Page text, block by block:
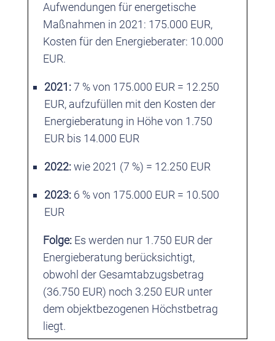
Aufwendungen für energetische
Maßnahmen in 2021: 175.000 EUR,
Kosten für den Energieberater: 10.000
EUR.
2021:7 % von 175.000 EUR = 12.250
EUR, aufzufüllen mit den Kosten der
Energieberatung in Höhe von 1.750
EUR bis 14.000 EUR
2022:wie 2021 (7 %) = 12.250 EUR
2023:6 % von 175.000 EUR = 10.500
EUR
Folge:Es werden nur 1.750 EUR der
Energieberatung berücksichtigt,
obwohl der Gesamtabzugsbetrag
(36.750 EUR) noch 3.250 EUR unter
dem objektbezogenen Höchstbetrag
liegt.